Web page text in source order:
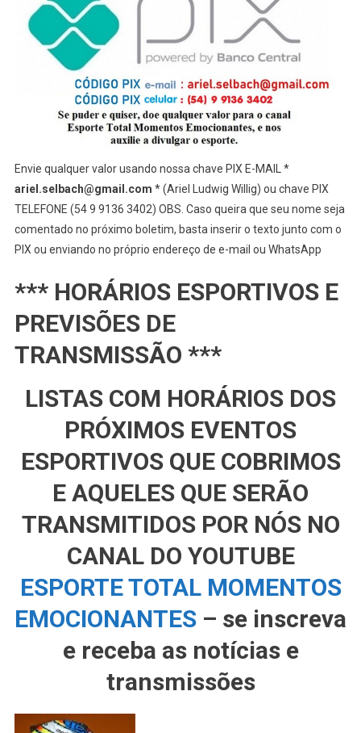
Envie qualquer valor usando nossa chave PIX E-MAIL *
ariel.selbach@gmail.com * (Ariel Ludwig Willig) ou chave PIX
TELEFONE (54 9 9136 3402) OBS. Caso queira que seu nome seja
comentado no próximo boletim, basta inserir o texto junto com o
PIX ou enviando no próprio endereço de e-mail ou WhatsApp
*** HORÁRIOS ESPORTIVOS E
PREVISÕES DE
TRANSMISSÃO ***
LISTAS COM HORÁRIOS DOS
PRÓXIMOS EVENTOS
ESPORTIVOS QUE COBRIMOS
E AQUELES QUE SERÃO
TRANSMITIDOS POR NÓS NO
CANAL DO YOUTUBE
ESPORTE TOTAL MOMENTOS
EMOCIONANTES – se inscreva
e receba as notícias e
transmissões